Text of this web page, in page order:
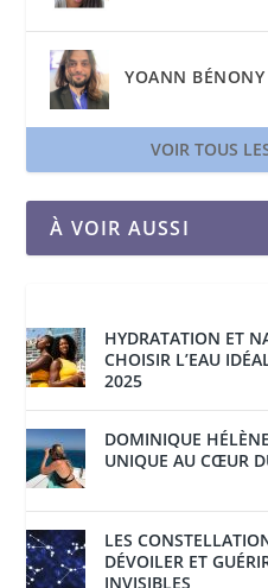
YOANN BÉNONY
VOIR TOUS
À VOIR AUSSI
HYDRATATION ET
CHOISIR L’EAU
2025
DOMINIQUE
UNIQUE AU CŒUR
LES
DÉVOILER ET
INVISIBLES